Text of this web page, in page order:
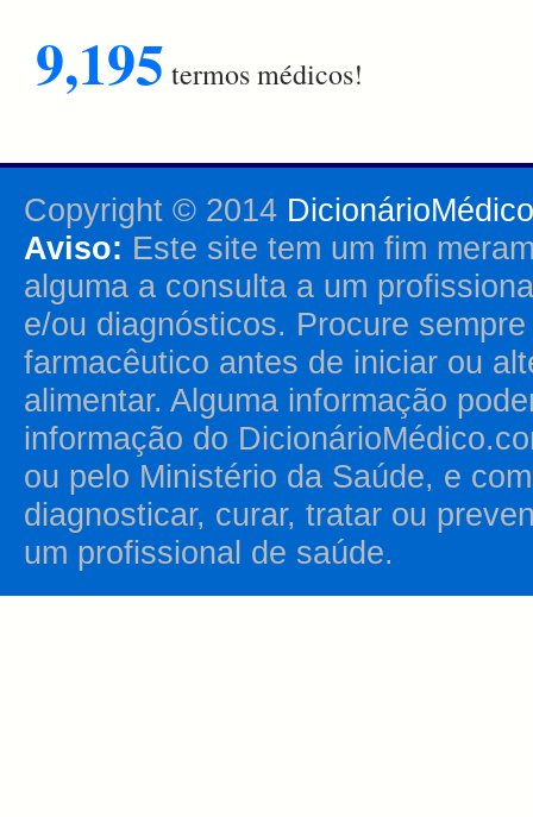
9,195 termos médicos!
Copyright © 2014
Aviso: Este site tem um fim
alguma a consulta a um
e/ou diagnósticos. Procure
farmacêutico antes de iniciar ou
alimentar. Alguma informação
informação do
ou pelo Ministério da Saúde, e
diagnosticar, curar, tratar ou
um profissional de saúde.